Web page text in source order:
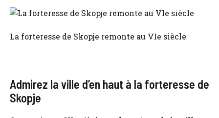
La forteresse de Skopje remonte au VIe siècle
Admirez la ville d’en haut à la forteresse de
Skopje